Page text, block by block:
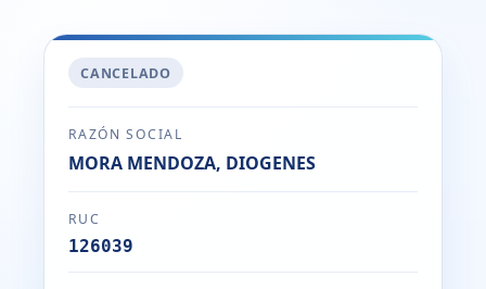
CANCELADO
RAZÓN SOCIAL
MORA MENDOZA, DIOGENES
RUC
126039